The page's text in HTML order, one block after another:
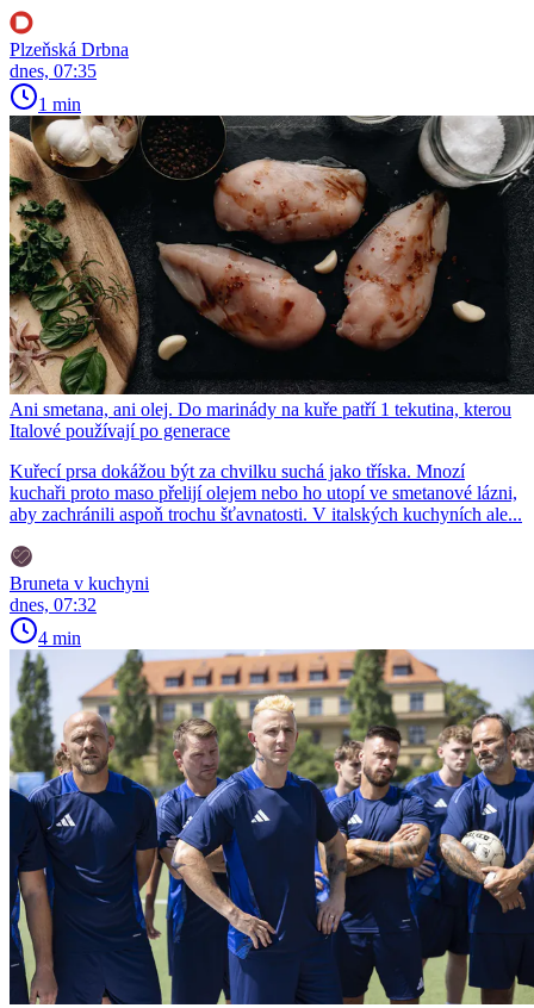
Plzeňská Drbna
dnes, 07:35
1 min
Ani smetana, ani olej. Do marinády na kuře patří 1 tekutina, kterou
Italové používají po generace
Kuřecí prsa dokážou být za chvilku suchá jako tříska. Mnozí
kuchaři proto maso přelijí olejem nebo ho utopí ve smetanové lázni,
aby zachránili aspoň trochu šťavnatosti. V italských kuchyních ale...
Bruneta v kuchyni
dnes, 07:32
4 min